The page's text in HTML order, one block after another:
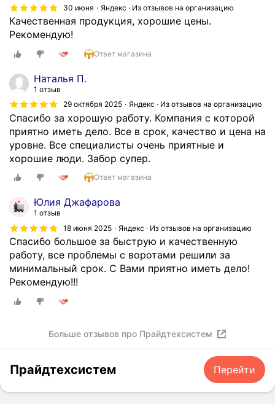
30 июня
Яндекс · Из отзывов на организацию
Качественная продукция, хорошие цены.
Рекомендую!
Ответ магазина
Наталья П.
1 отзыв
29 октября 2025
Яндекс · Из отзывов на организацию
Спасибо за хорошую работу. Компания с которой
приятно иметь дело. Все в срок, качество и цена на
уровне. Все специалисты очень приятные и
хорошие люди. Забор супер.
Ответ магазина
Юлия Джафарова
1 отзыв
18 июня 2025
Яндекс · Из отзывов на организацию
Спасибо большое за быструю и качественную
работу, все проблемы с воротами решили за
минимальный срок. С Вами приятно иметь дело!
Рекомендую!!!
Больше отзывов про Прайдтехсистем
Прайдтехсистем Перейти